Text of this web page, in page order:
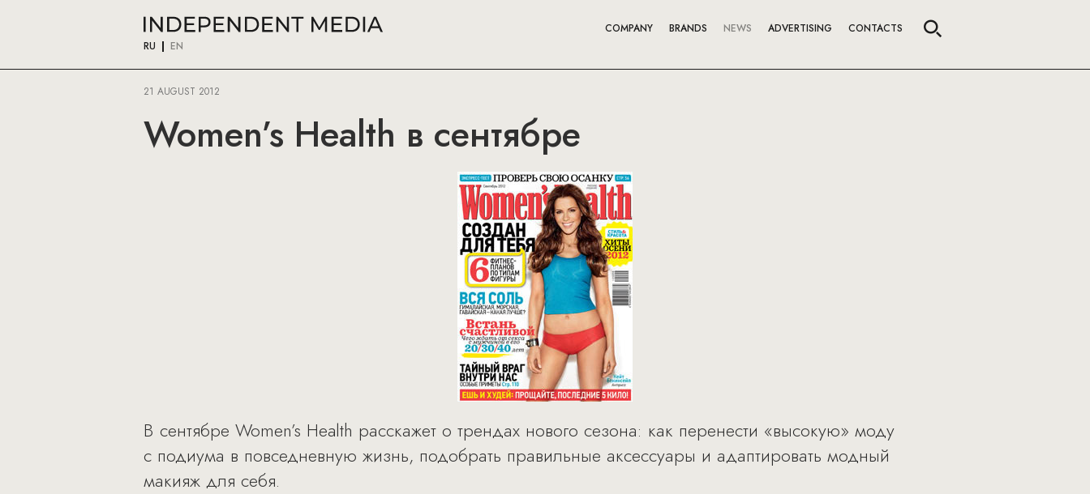
RU EN
COMPANY BRANDS NEWS ADVERTISING CONTACTS
21 AUGUST 2012
Women’s Health в сентябре
В сентябре Women’s Health расскажет о трендах нового сезона: как перенести «высокую» моду
с подиума в повседневную жизнь, подобрать правильные аксессуары и адаптировать модный
макияж для себя.